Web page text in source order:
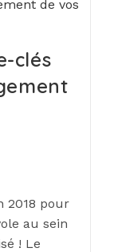
clés
2018 pour
au sein
! Le